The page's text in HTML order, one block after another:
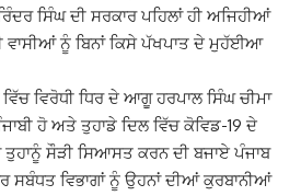
ਸਿੰਘ ਦੀ ਸਰਕਾਰ ਪਹਿਲਾਂ ਹੀ ਅਜਿਹੀਆਂ
ਵਾਸੀਆਂ ਨੂੰ ਬਿਨਾਂ ਕਿਸੇ ਪੱਖਪਾਤ ਦੇ ਮੁਹੱਈਆ
ਵਿਰੋਧੀ ਧਿਰ ਦੇ ਆਗੂ ਹਰਪਾਲ ਸਿੰਘ ਚੀਮਾ
ਹੋ ਅਤੇ ਤੁਹਾਡੇ ਦਿਲ ਵਿੱਚ ਕੋਵਿਡ-19 ਦੇ
ਸੌੜੀ ਸਿਆਸਤ ਕਰਨ ਦੀ ਬਜਾਏ ਪੰਜਾਬ
ਸਬੰਧਤ ਵਿਭਾਗਾਂ ਨੂੰ ਉਹਨਾਂ ਦੀਆਂ ਕੁਰਬਾਨੀਆਂ